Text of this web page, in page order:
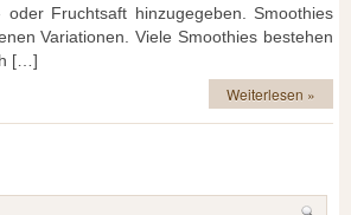
Fruchtsaft hinzugegeben. Smoothies
Variationen. Viele Smoothies bestehen
[…]
Weiterlesen »